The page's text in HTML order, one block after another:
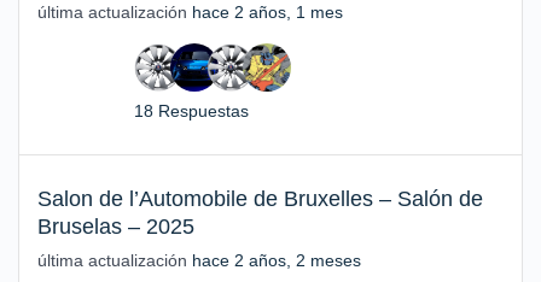
última actualización hace 2 años, 1 mes
18 Respuestas
Salon de l’Automobile de Bruxelles – Salón de
Bruselas – 2025
última actualización hace 2 años, 2 meses